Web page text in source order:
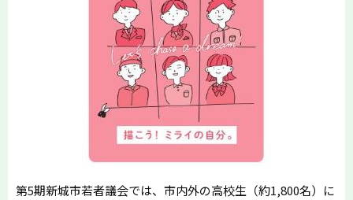
第5期新城市若者議会では、市内外の高校生（約1,800名）に